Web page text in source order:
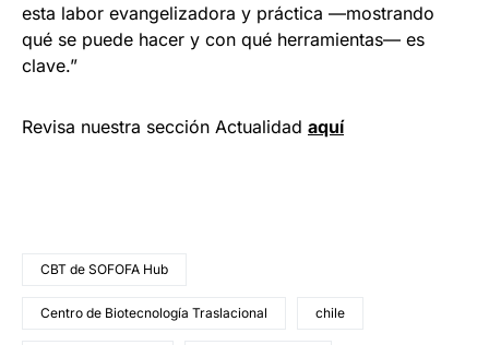
esta labor evangelizadora y práctica —mostrando
qué se puede hacer y con qué herramientas— es
clave.”
Revisa nuestra sección Actualidad aquí
CBT de SOFOFA Hub
Centro de Biotecnología Traslacional chile